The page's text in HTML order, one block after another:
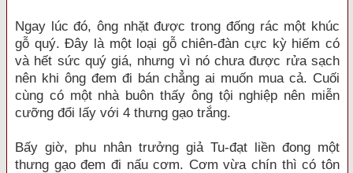
Ngay lúc đó, ông nhặt được trong đống rác một khúc
gỗ quý. Đây là một loại gỗ chiên-đàn cực kỳ hiếm có
và hết sức quý giá, nhưng vì nó chưa được rửa sạch
nên khi ông đem đi bán chẳng ai muốn mua cả. Cuối
cùng có một nhà buôn thấy ông tội nghiệp nên miễn
cưỡng đổi lấy với 4 thưng gạo trắng.
Bấy giờ, phu nhân trưởng giả Tu-đạt liền đong một
thưng gạo đem đi nấu cơm. Cơm vừa chín thì có tôn